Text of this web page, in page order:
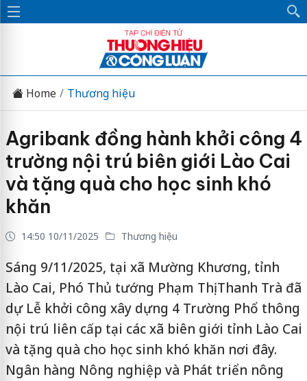
Home Thương hiệu
Agribank đồng hành khởi công 4
trường nội trú biên giới Lào Cai
và tặng quà cho học sinh khó
khăn
14:50 10/11/2025 Thương hiệu
Sáng 9/11/2025, tại xã Mường Khương, tỉnh
Lào Cai, Phó Thủ tướng Phạm Thị Thanh Trà đã
dự Lễ khởi công xây dựng 4 Trường Phổ thông
nội trú liên cấp tại các xã biên giới tỉnh Lào Cai
và tặng quà cho học sinh khó khăn nơi đây.
Ngân hàng Nông nghiệp và Phát triển nông